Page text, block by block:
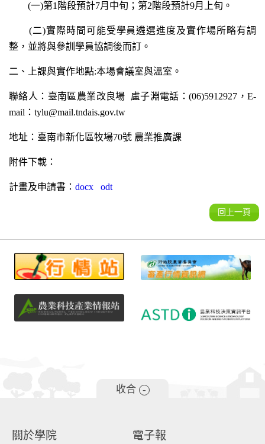
(一)第1階段預計7月中旬；第2階段預計9月上旬。
(二)實際時間可能受學員遴選進度及實作場所略有調
整，並將與參訓學員協調後而訂。
二、上課與實作地點:本場會議室與溫室。
聯絡人：臺南區農業改良場 盧子淵電話：(06)5912927，E-
mail：tylu@mail.tndais.gov.tw
地址：臺南市新化區牧場70號 農業推廣課
附件下載：
計畫及申請書： docx odt
回上一頁
收合 -
關於學院
電子報